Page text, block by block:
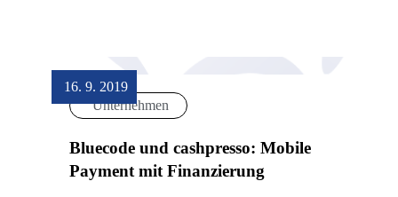
16. 9. 2019
Unternehmen
Bluecode und cashpresso: Mobile
Payment mit Finanzierung